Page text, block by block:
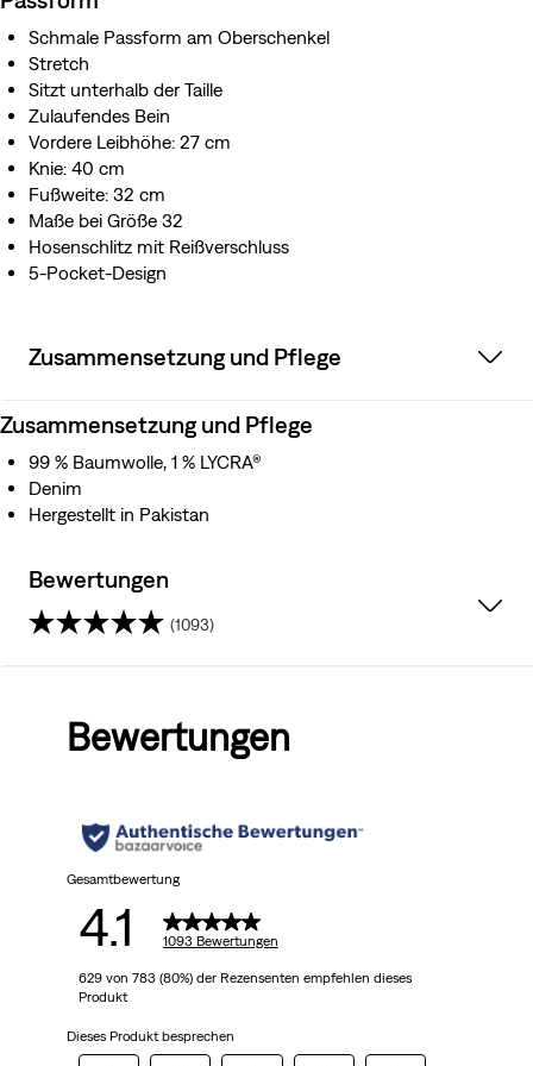
Schmale Passform am Oberschenkel
Stretch
Sitzt unterhalb der Taille
Zulaufendes Bein
Vordere Leibhöhe: 27 cm
Knie: 40 cm
Fußweite: 32 cm
Maße bei Größe 32
Hosenschlitz mit Reißverschluss
5-Pocket-Design
Zusammensetzung und Pflege
Zusammensetzung und Pflege
99 % Baumwolle, 1 % LYCRA®
Denim
Hergestellt in Pakistan
Bewertungen
(1093)
Bewertungen
Bewertungen
Gesamtbewertung
4.1 1093 Bewertungen
629 von 783 (80%) der Rezensenten empfehlen dieses
Produkt
Dieses Produkt besprechen